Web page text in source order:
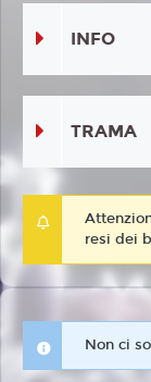
INFO
TRAMA
resi dei
Non ci